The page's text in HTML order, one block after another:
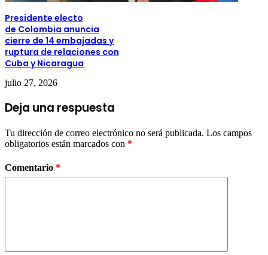
Presidente electo
de Colombia anuncia
cierre de 14 embajadas y
ruptura de relaciones con
Cuba y Nicaragua
julio 27, 2026
Deja una respuesta
Tu dirección de correo electrónico no será publicada. Los campos
obligatorios están marcados con *
Comentario *